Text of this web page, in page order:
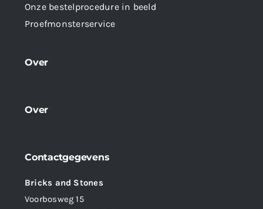
Onze bestelprocedure in beeld
Proefmonsterservice
Over
Over
Contactgegevens
Bricks and Stones
Voorbosweg 15